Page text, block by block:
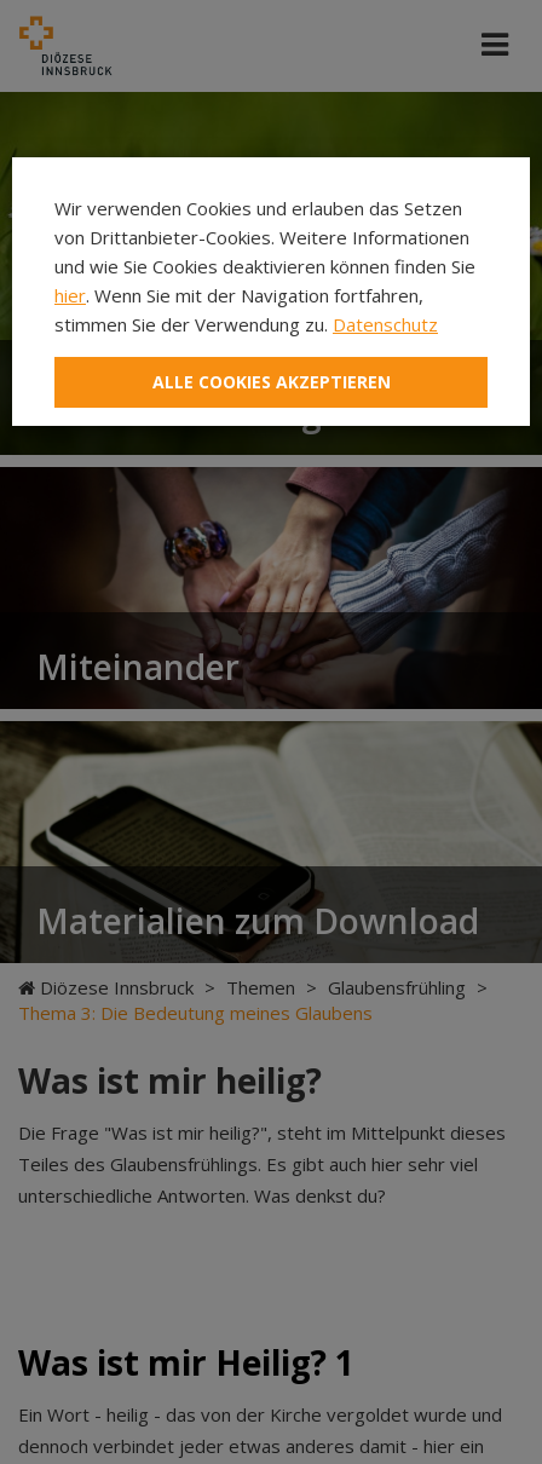
Glaubensfrühling
Miteinander
Materialien zum Download
Diözese Innsbruck > Themen > Glaubensfrühling >
Thema 3: Die Bedeutung meines Glaubens
Was ist mir heilig?
Die Frage "Was ist mir heilig?", steht im Mittelpunkt dieses
Teiles des Glaubensfrühlings. Es gibt auch hier sehr viel
unterschiedliche Antworten. Was denkst du?
Was ist mir Heilig? 1
Ein Wort - heilig - das von der Kirche vergoldet wurde und
dennoch verbindet jeder etwas anderes damit - hier ein
Wir verwenden Cookies und erlauben das Setzen
von Drittanbieter-Cookies. Weitere Informationen
und wie Sie Cookies deaktivieren können finden Sie
hier. Wenn Sie mit der Navigation fortfahren,
stimmen Sie der Verwendung zu. Datenschutz
ALLE COOKIES AKZEPTIEREN